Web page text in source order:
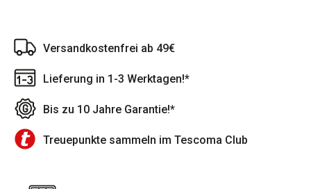
Versandkostenfrei ab 49€
Lieferung in 1-3 Werktagen!*
Bis zu 10 Jahre Garantie!*
Treuepunkte sammeln im Tescoma Club